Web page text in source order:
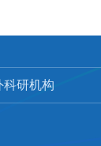
科研机构